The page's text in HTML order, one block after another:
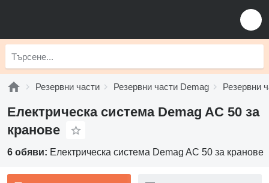
Резервни части Резервни части Demag Резервни
Електрическа система Demag AC 50 за
кранове
6 обяви: Електрическа система Demag AC 50 за кранове